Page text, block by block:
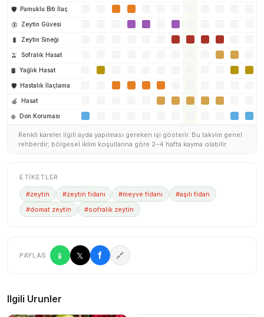
🛡️ Pamuklu Biti İlaç
🦋 Zeytin Güvesi
🐛 Zeytin Sineği
🫒 Sofralık Hasat
🛢️ Yağlık Hasat
🛡️ Hastalık İlaçlama
🍎 Hasat
❄️ Don Koruması
Renkli kareler ilgili ayda yapılması gereken işi gösterir. Bu takvim genel
rehberdir; bölgesel iklim koşullarına göre 2–4 hafta kayma olabilir.
ETIKETLER
#zeytin #zeytin fidanı #meyve fidanı
#aşılı fidan
#domat zeytin
#sofralık zeytin
PAYLAS 📱 𝕏 f 🔗
Ilgili Urunler